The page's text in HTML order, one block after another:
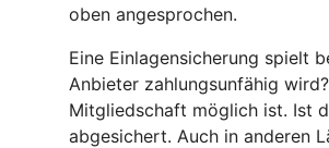
oben angesprochen.
Eine Einlagensicherung spielt
Anbieter zahlungsunfähig
Mitgliedschaft möglich ist. Ist
abgesichert. Auch in anderen